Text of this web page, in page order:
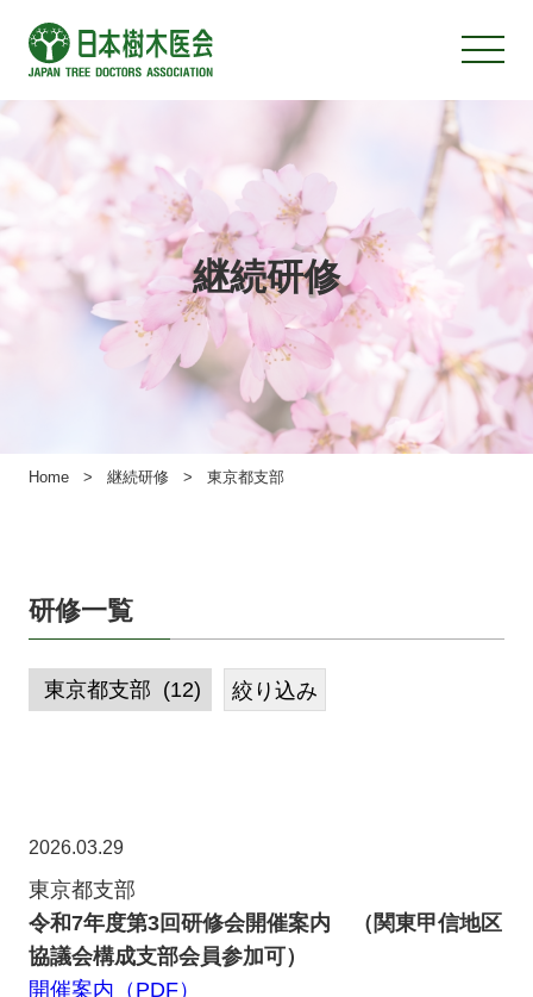
継続研修
Home > 継続研修 > 東京都支部
研修一覧
2026.03.29
東京都支部
令和7年度第3回研修会開催案内 （関東甲信地区
協議会構成支部会員参加可）
開催案内（PDF）